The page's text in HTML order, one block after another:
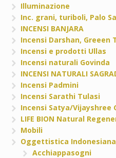
Illuminazione
Inc. grani, turiboli, Palo
INCENSI BANJARA
Incensi Darshan, Greeen
Incensi e prodotti Ullas
Incensi naturali Govinda
INCENSI NATURALI
Incensi Padmini
Incensi Sarathi Tulasi
Incensi Satya/Vijayshree
LIFE BION Natural
Mobili
Oggettistica Indonesiana
Acchiappasogni